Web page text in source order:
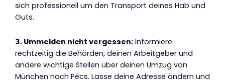
sich professionell um den Transport deines Hab und
Guts.
3. Ummelden nicht vergessen: Informiere
rechtzeitig die Behörden, deinen Arbeitgeber und
andere wichtige Stellen über deinen Umzug von
München nach Pécs. Lasse deine Adresse ändern und